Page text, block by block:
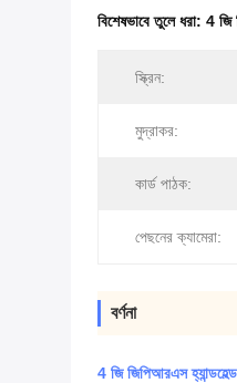
বিশেষভাবে তুলে ধরা: 4 জি
স্ক্রিন:
মুদ্রাকর:
কার্ড পাঠক:
পেছনের ক্যামেরা:
বর্ণনা
4 জি জিপিআরএস